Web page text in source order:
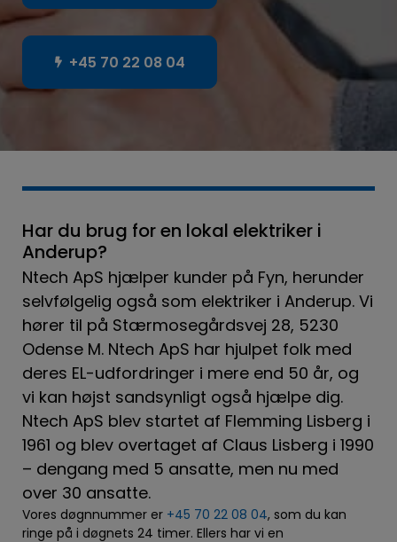
+45 70 22 08 04
Har du brug for en lokal elektriker i
Anderup?
Ntech ApS hjælper kunder på Fyn, herunder
selvfølgelig også som elektriker i Anderup. Vi
hører til på Stærmosegårdsvej 28, 5230
Odense M. Ntech ApS har hjulpet folk med
deres EL-udfordringer i mere end 50 år, og
vi kan højst sandsynligt også hjælpe dig.
Ntech ApS blev startet af Flemming Lisberg i
1961 og blev overtaget af Claus Lisberg i 1990
– dengang med 5 ansatte, men nu med
over 30 ansatte.
Vores døgnnummer er +45 70 22 08 04, som du kan
ringe på i døgnets 24 timer. Ellers har vi en